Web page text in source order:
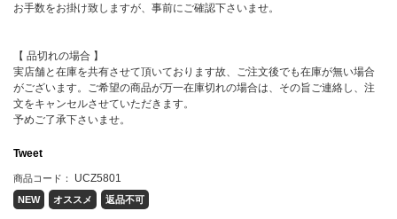
お手数をお掛け致しますが、事前にご確認下さいませ。
【 品切れの場合 】
実店舗と在庫を共有させて頂いております故、ご注文後でも在庫が無い場合
がございます。ご希望の商品が万一在庫切れの場合は、その旨ご連絡し、注
文をキャンセルさせていただきます。
予めご了承下さいませ。
Tweet
商品コード： UCZ5801
NEW オススメ 返品不可